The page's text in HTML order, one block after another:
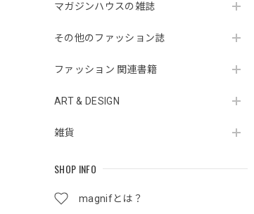
マガジンハウスの雑誌
その他のファッション誌
ファッション 関連書籍
ART & DESIGN
雑貨
SHOP INFO
magnifとは？